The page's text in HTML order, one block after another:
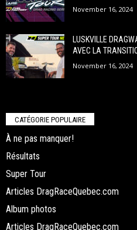
November 16, 2024
LUSKVILLE
AVEC LA
November 16, 2024
CATÉGORIE POPULAIRE
À ne pas manquer!
Résultats
Super Tour
Articles DragRaceQuebec.com
Album photos
Articles DragRaceQuebec.com